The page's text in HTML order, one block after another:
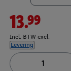
13.99
Incl. BTW excl.
Levering